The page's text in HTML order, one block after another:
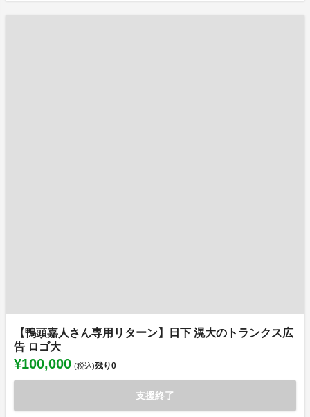
【鴨頭嘉人さん専用リターン】日下 滉大のトランクス広
告 ロゴ大
¥100,000 (税込)残り0
支援終了